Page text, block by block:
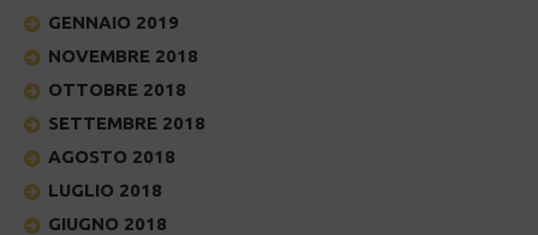
GENNAIO 2019
NOVEMBRE 2018
OTTOBRE 2018
SETTEMBRE 2018
AGOSTO 2018
LUGLIO 2018
GIUGNO 2018